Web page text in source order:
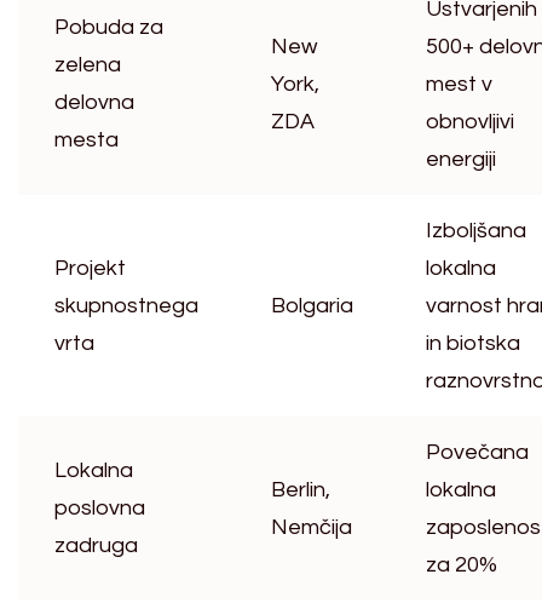
Pobuda za
zelena
delovna
mesta
New
York,
ZDA
Ustvarjenih
500+
mest v
obnovljivi
energiji
Projekt
skupnostnega
vrta
Bolgaria
Izboljšana
lokalna
varnost
in biotska
Lokalna
poslovna
zadruga
Berlin,
Nemčija
Povečana
lokalna
za 20%